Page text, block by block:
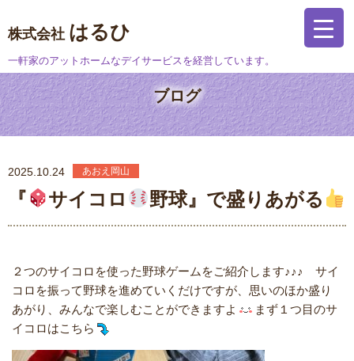
株式会社 はるひ
一軒家のアットホームなデイサービスを経営しています。
ブログ
2025.10.24 あおえ岡山
『 サイコロ 野球』で盛りあがる
２つのサイコロを使った野球ゲームをご紹介します♪♪♪ サイ
コロを振って野球を進めていくだけですが、思いのほか盛り
あがり、みんなで楽しむことができますよ
まず１つ目のサ
イコロはこちら